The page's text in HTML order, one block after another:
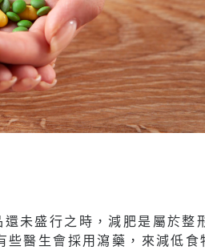
還未盛行之時，減肥是屬於
醫生會採用瀉藥，來減低